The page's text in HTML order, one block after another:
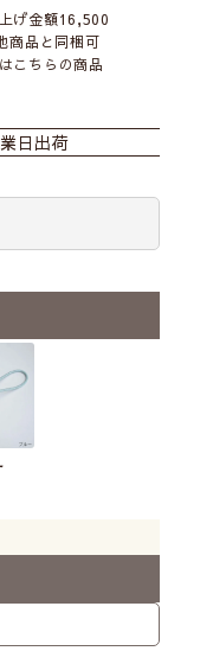
げ金額16,500
商品と同梱可
こちらの商品
日出荷